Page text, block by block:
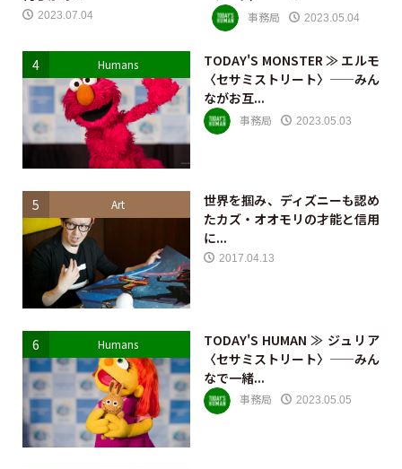
2023.07.04 事務局 2023.05.04
4 Humans
TODAY'S MONSTER ≫ エルモ
〈セサミストリート〉——みん
ながお互...
事務局 2023.05.03
5 Art
世界を掴み、ディズニーも認め
たカズ・オオモリの才能と信用
に...
2017.04.13
6 Humans
TODAY'S HUMAN ≫ ジュリア
〈セサミストリート〉——みん
なで一緒...
事務局 2023.05.05